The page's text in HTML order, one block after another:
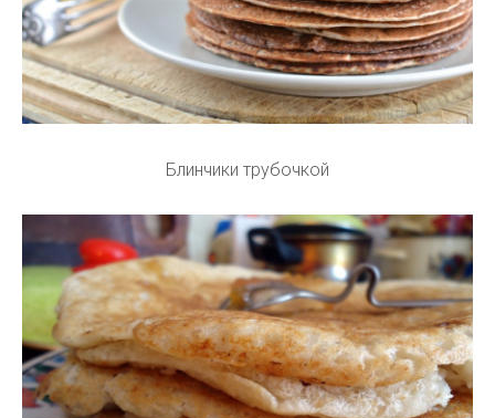
Блинчики трубочкой